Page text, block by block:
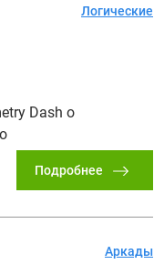
Dash о
Логические
Подробнее
Аркады